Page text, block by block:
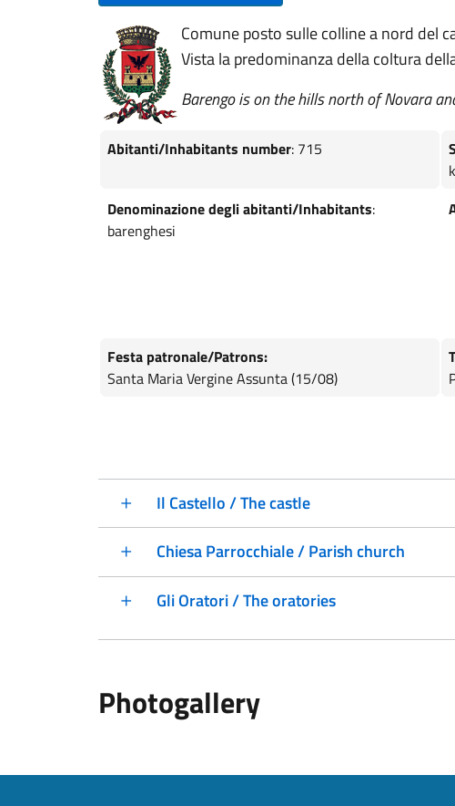
Comune posto sulle colline a nord del
Vista la predominanza della coltura
Barengo is on the hills north of Novara
Abitanti/Inhabitants number: 715
Denominazione degli abitanti/Inhabitants:
barenghesi
Festa patronale/Patrons:
Santa Maria Vergine Assunta (15/08)
Il Castello / The castle
Chiesa Parrocchiale / Parish church
Gli Oratori / The oratories
Photogallery